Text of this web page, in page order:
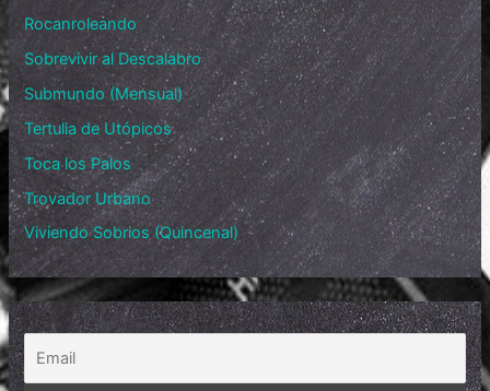
Rocanroleando
Sobrevivir al Descalabro
Submundo (Mensual)
Tertulia de Utópicos
Toca los Palos
Trovador Urbano
Viviendo Sobrios (Quincenal)